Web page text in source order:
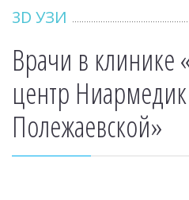
3D УЗИ
Врачи в
центр
Полежаевской»